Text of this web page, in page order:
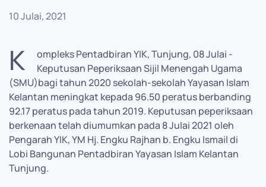
10 Julai, 2021
K
ompleks Pentadbiran YIK, Tunjung, 08 Julai -
Keputusan Peperiksaan Sijil Menengah Ugama
(SMU)bagi tahun 2020 sekolah-sekolah Yayasan Islam
Kelantan meningkat kepada 96.50 peratus berbanding
92.17 peratus pada tahun 2019. Keputusan peperiksaan
berkenaan telah diumumkan pada 8 Julai 2021 oleh
Pengarah YIK, YM Hj. Engku Rajhan b. Engku Ismail di
Lobi Bangunan Pentadbiran Yayasan Islam Kelantan
Tunjung.